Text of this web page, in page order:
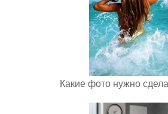
Какие фото нужно